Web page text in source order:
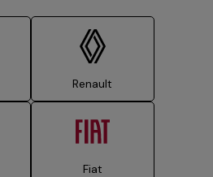
Renault
Fiat